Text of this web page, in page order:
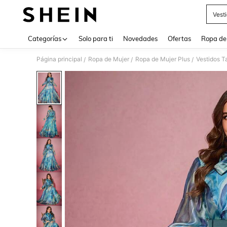
Categorías Solo para ti Novedades Ofertas Ropa
Página principal / Ropa de Mujer / Ropa de Mujer Plus / Vestidos